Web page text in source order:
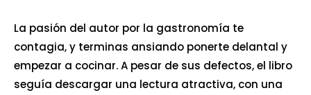
La pasión del autor por la gastronomía te
contagia, y terminas ansiando ponerte delantal y
empezar a cocinar. A pesar de sus defectos, el libro
seguía descargar una lectura atractiva, con una